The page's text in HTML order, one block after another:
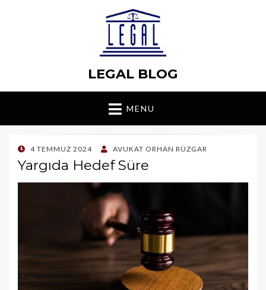
LEGAL BLOG
MENU
POSTED
ON
4 TEMMUZ 2024 AVUKAT ORHAN RÜZGAR
Yargıda Hedef Süre